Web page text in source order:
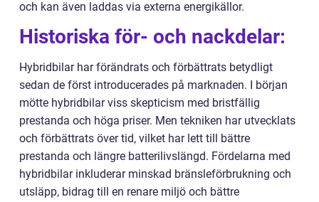
och kan även laddas via externa energikällor.
Historiska för- och nackdelar:
Hybridbilar har förändrats och förbättrats betydligt
sedan de först introducerades på marknaden. I början
mötte hybridbilar viss skepticism med bristfällig
prestanda och höga priser. Men tekniken har utvecklats
och förbättrats över tid, vilket har lett till bättre
prestanda och längre batterilivslängd. Fördelarna med
hybridbilar inkluderar minskad bränsleförbrukning och
utsläpp, bidrag till en renare miljö och bättre